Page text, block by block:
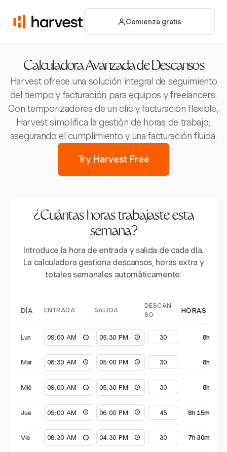
Comienza gratis
Calculadora Avanzada de Descansos
Harvest ofrece una solución integral de seguimiento
del tiempo y facturación para equipos y freelancers.
Con temporizadores de un clic y facturación flexible,
Harvest simplifica la gestión de horas de trabajo,
asegurando el cumplimiento y una facturación fluida.
Try Harvest Free
¿Cuántas horas trabajaste esta
semana?
Introduce la hora de entrada y salida de cada día.
La calculadora gestiona descansos, horas extra y
totales semanales automáticamente.
DÍA ENTRADA SALIDA
DESCAN
SO
HORAS
Lun 8h
Mar 8h
Mié 8h
Jue 8h 15m
Vie 7h 30m